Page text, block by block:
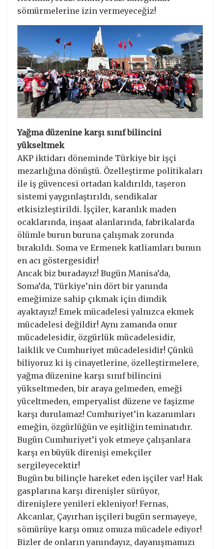
sömürmelerine izin vermeyeceğiz!
Yağma düzenine karşı sınıf bilincini
yükseltmek
AKP iktidarı döneminde Türkiye bir işçi
mezarlığına dönüştü. Özelleştirme politikaları
ile iş güvencesi ortadan kaldırıldı, taşeron
sistemi yaygınlaştırıldı, sendikalar
etkisizleştirildi. İşçiler, karanlık maden
ocaklarında, inşaat alanlarında, fabrikalarda
ölümle burun buruna çalışmak zorunda
bırakıldı. Soma ve Ermenek katliamları bunun
en acı göstergesidir!
Ancak biz buradayız! Bugün Manisa’da,
Soma’da, Türkiye’nin dört bir yanında
emeğimize sahip çıkmak için dimdik
ayaktayız! Emek mücadelesi yalnızca ekmek
mücadelesi değildir! Aynı zamanda onur
mücadelesidir, özgürlük mücadelesidir,
laiklik ve Cumhuriyet mücadelesidir! Çünkü
biliyoruz ki iş cinayetlerine, özelleştirmelere,
yağma düzenine karşı sınıf bilincini
yükseltmeden, bir araya gelmeden, emeği
yüceltmeden, emperyalist düzene ve faşizme
karşı durulamaz! Cumhuriyet’in kazanımları
emeğin, özgürlüğün ve eşitliğin teminatıdır.
Bugün Cumhuriyet’i yok etmeye çalışanlara
karşı en büyük direnişi emekçiler
sergileyecektir!
Bugün bu bilinçle hareket eden işçiler var! Hak
gasplarına karşı direnişler sürüyor,
direnişlere yenileri ekleniyor! Fernas,
Akcanlar, Çayırhan işçileri bugün sermayeye,
sömürüye karşı omuz omuza mücadele ediyor!
Bizler de onların yanındayız, dayanışmamızı